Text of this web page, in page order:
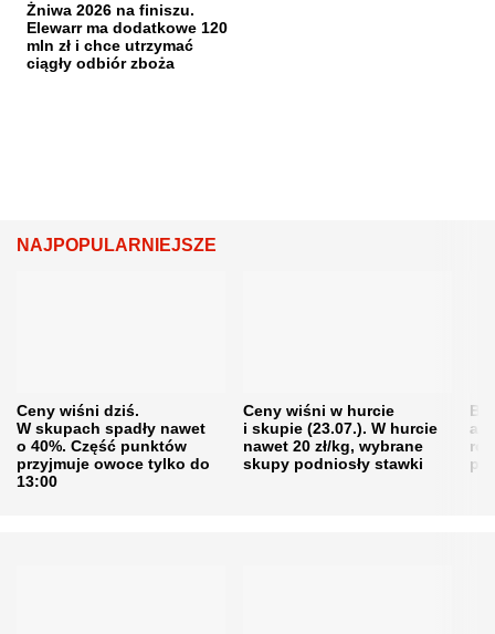
Żniwa 2026 na finiszu.
Elewarr ma dodatkowe 120
mln zł i chce utrzymać
ciągły odbiór zboża
NAJPOPULARNIEJSZE
Ceny wiśni dziś.
W skupach spadły nawet
o 40%. Część punktów
przyjmuje owoce tylko do
13:00
Ceny wiśni w hurcie
i skupie (23.07.). W hurcie
nawet 20 zł/kg, wybrane
skupy podniosły stawki